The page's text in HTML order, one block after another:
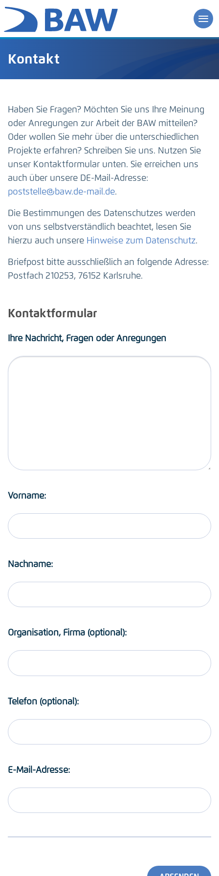
Kontakt
Haben Sie Fragen? Möchten Sie uns Ihre Meinung
oder Anregungen zur Arbeit der BAW mitteilen?
Oder wollen Sie mehr über die unterschiedlichen
Projekte erfahren? Schreiben Sie uns. Nutzen Sie
unser Kontaktformular unten. Sie erreichen uns
auch über unsere DE-Mail-Adresse:
poststelle@baw.de-mail.de.
Die Bestimmungen des Datenschutzes werden
von uns selbstverständlich beachtet, lesen Sie
hierzu auch unsere Hinweise zum Datenschutz.
Briefpost bitte ausschließlich an folgende Adresse:
Postfach 210253, 76152 Karlsruhe.
Kontaktformular
Ihre Nachricht, Fragen oder Anregungen
Vorname:
Nachname:
Organisation, Firma (optional):
Telefon (optional):
E-Mail-Adresse: